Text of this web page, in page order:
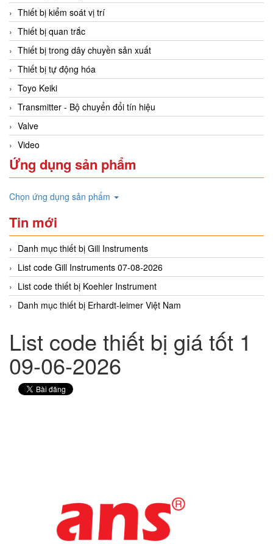
Thiết bị kiểm soát vị trí
Thiết bị quan trắc
Thiết bị trong dây chuyền sản xuất
Thiết bị tự động hóa
Toyo Keiki
Transmitter - Bộ chuyển đổi tín hiệu
Valve
Video
Ứng dụng sản phẩm
Chọn ứng dụng sản phẩm
Tin mới
Danh mục thiết bị Gill Instruments
List code Gill Instruments 07-08-2026
List code thiết bị Koehler Instrument
Danh mục thiết bị Erhardt-leimer Việt Nam
List code thiết bị giá tốt 1
09-06-2026